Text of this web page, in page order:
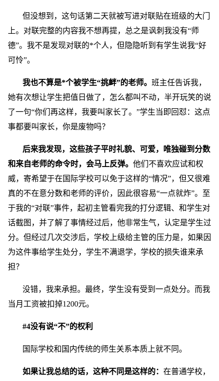
但没想到，这句话第二天就被写进对联贴在班级的大门
上。对联完整的内容我不想再提，总之是讽刺我没有“师
德”。我不是发现对联的*个人，但隐隐听到有学生说我“好
可怜”。
我也不算是*个被学生“挑衅”的老师。 班主任告诉我，
她有次想让学生把值日做了，怎么都叫不动，半开玩笑的说
了一句“你们再这样，我要叫家长了。”学生当即回怼：这点
事都要叫家长，你是废物吗？
后来我发现，这些孩子平时礼貌、可爱，唯独碰到分数
和来自老师的命令时，会马上反弹。 他们不喜欢应试和权
威，寄希望于在国际学校可以免于这样的“情况”，但又很难
真的不在意分数和老师的评价，因此很容易“一点就炸”。至
于我的“对联”事件，起初主管看完我的打分逻辑、和学生对
话截图，并了解了事情经过后，他非常生气，认定是学生过
分。但经过几次交涉后，学校上级给主管的压力是，如果因
为这件事给学生处分，学生不满退学，学校的损失谁来承
担？
没错，我来承担。最终，学生没有受到一点处分。而我
当月工资被扣掉1200元。
#4没有说“不”的权利
国际学校和国内传统的师生关系本质上就不同。
如果让我总结的话，这种不同是这样的： 在普通学校，